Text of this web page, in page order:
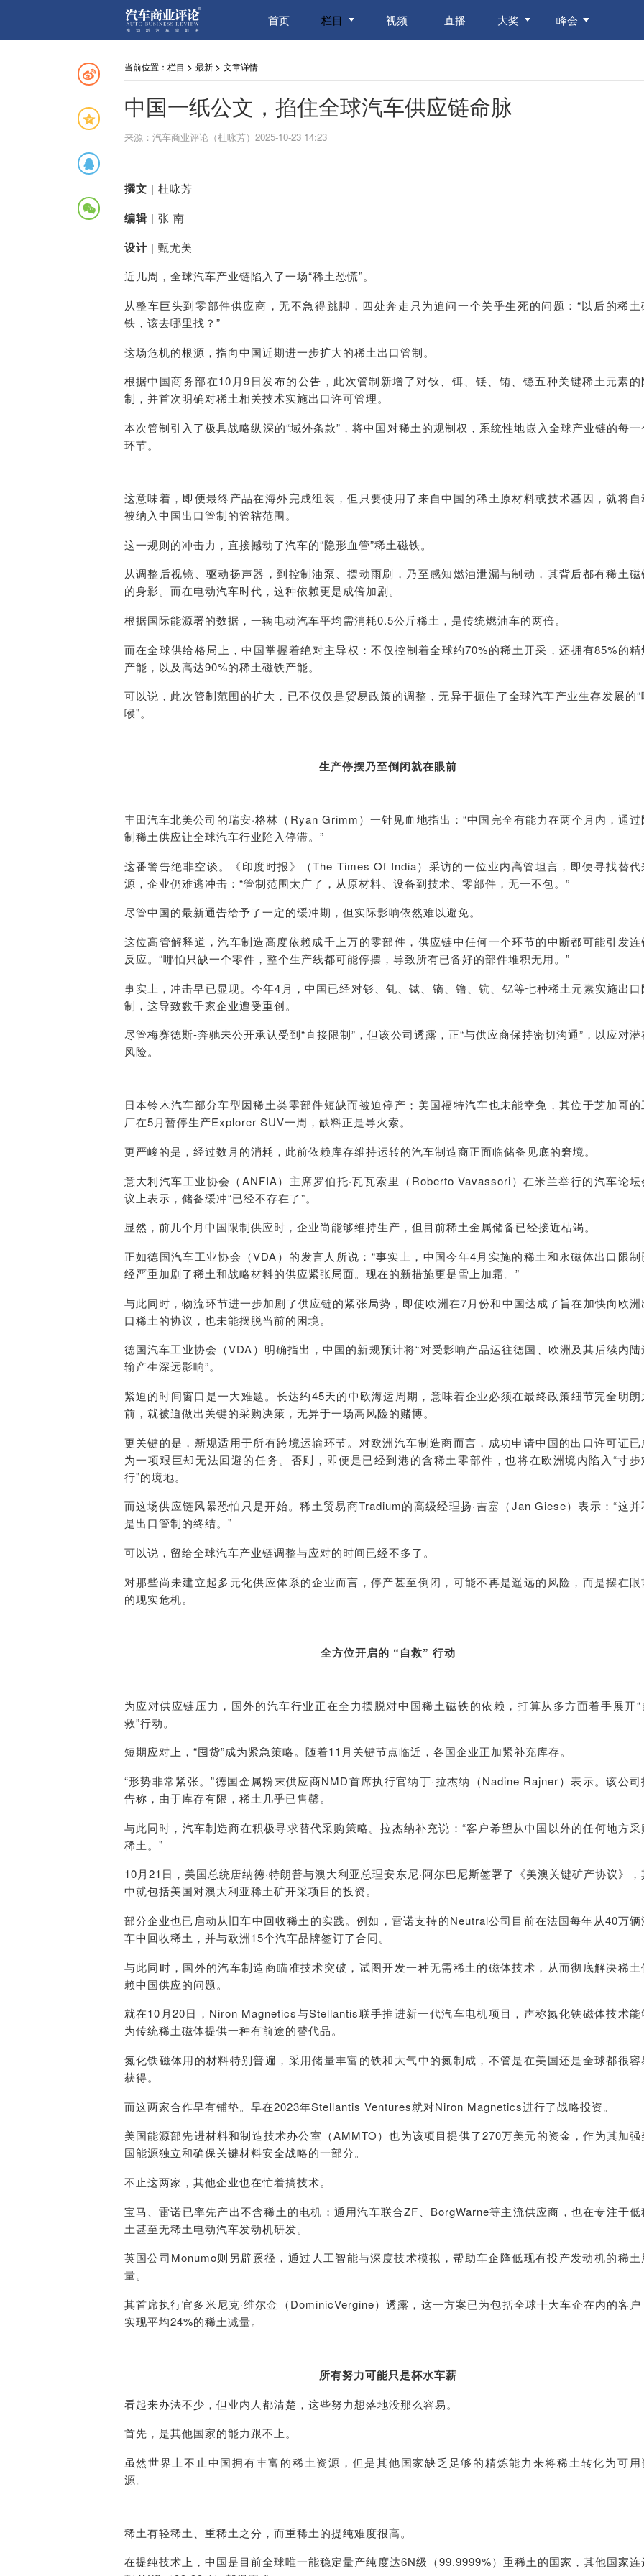
首页 栏目 视频 直播 大奖 峰会
当前位置： 栏目 > 最新 > 文章详情
中国一纸公文，掐住全球汽车供应链命脉
来源：汽车商业评论（杜咏芳）2025-10-23 14:23
撰文 | 杜咏芳
编辑 | 张 南
设计| 甄尤美
近几周，全球汽车产业链陷入了一场“稀土恐慌”。
从整车巨头到零部件供应商，无不急得跳脚，四处奔走只为追问一个关乎生死的问题：“以后的稀土
铁，该去哪里找？”
这场危机的根源，指向中国近期进一步扩大的稀土出口管制。
根据中国商务部在10月9日发布的公告，此次管制新增了对钬、铒、铥、铕、镱五种关键稀土元素的
制，并首次明确对稀土相关技术实施出口许可管理。
本次管制引入了极具战略纵深的“域外条款”，将中国对稀土的规制权，系统性地嵌入全球产业链的每一
环节。
这意味着，即便最终产品在海外完成组装，但只要使用了来自中国的稀土原材料或技术基因，就将自
被纳入中国出口管制的管辖范围。
这一规则的冲击力，直接撼动了汽车的“隐形血管”稀土磁铁。
从调整后视镜、驱动扬声器，到控制油泵、摆动雨刷，乃至感知燃油泄漏与制动，其背后都有稀土磁
的身影。而在电动汽车时代，这种依赖更是成倍加剧。
根据国际能源署的数据，一辆电动汽车平均需消耗0.5公斤稀土，是传统燃油车的两倍。
而在全球供给格局上，中国掌握着绝对主导权：不仅控制着全球约70%的稀土开采，还拥有85%的精
产能，以及高达90%的稀土磁铁产能。
可以说，此次管制范围的扩大，已不仅仅是贸易政策的调整，无异于扼住了全球汽车产业生存发展的“
喉”。
生产停摆乃至倒闭就在眼前
丰田汽车北美公司的瑞安·格林（Ryan Grimm）一针见血地指出：“中国完全有能力在两个月内，通过
制稀土供应让全球汽车行业陷入停滞。”
这番警告绝非空谈。《印度时报》（The Times Of India）采访的一位业内高管坦言，即便寻找替代
源，企业仍难逃冲击：“管制范围太广了，从原材料、设备到技术、零部件，无一不包。”
尽管中国的最新通告给予了一定的缓冲期，但实际影响依然难以避免。
这位高管解释道，汽车制造高度依赖成千上万的零部件，供应链中任何一个环节的中断都可能引发连
反应。“哪怕只缺一个零件，整个生产线都可能停摆，导致所有已备好的部件堆积无用。”
事实上，冲击早已显现。今年4月，中国已经对钐、钆、铽、镝、镥、钪、钇等七种稀土元素实施出口
制，这导致数千家企业遭受重创。
尽管梅赛德斯-奔驰未公开承认受到“直接限制”，但该公司透露，正“与供应商保持密切沟通”，以应对潜
风险。
日本铃木汽车部分车型因稀土类零部件短缺而被迫停产；美国福特汽车也未能幸免，其位于芝加哥的
厂在5月暂停生产Explorer SUV一周，缺料正是导火索。
更严峻的是，经过数月的消耗，此前依赖库存维持运转的汽车制造商正面临储备见底的窘境。
意大利汽车工业协会（ANFIA）主席罗伯托·瓦瓦索里（Roberto Vavassori）在米兰举行的汽车论坛
议上表示，储备缓冲“已经不存在了”。
显然，前几个月中国限制供应时，企业尚能够维持生产，但目前稀土金属储备已经接近枯竭。
正如德国汽车工业协会（VDA）的发言人所说：“事实上，中国今年4月实施的稀土和永磁体出口限制
经严重加剧了稀土和战略材料的供应紧张局面。现在的新措施更是雪上加霜。”
与此同时，物流环节进一步加剧了供应链的紧张局势，即使欧洲在7月份和中国达成了旨在加快向欧洲
口稀土的协议，也未能摆脱当前的困境。
德国汽车工业协会（VDA）明确指出，中国的新规预计将“对受影响产品运往德国、欧洲及其后续内陆
输产生深远影响”。
紧迫的时间窗口是一大难题。长达约45天的中欧海运周期，意味着企业必须在最终政策细节完全明朗
前，就被迫做出关键的采购决策，无异于一场高风险的赌博。
更关键的是，新规适用于所有跨境运输环节。对欧洲汽车制造商而言，成功申请中国的出口许可证已
为一项艰巨却无法回避的任务。否则，即便是已经到港的含稀土零部件，也将在欧洲境内陷入“寸步
行”的境地。
而这场供应链风暴恐怕只是开始。稀土贸易商Tradium的高级经理扬·吉塞（Jan Giese）表示：“这并
是出口管制的终结。”
可以说，留给全球汽车产业链调整与应对的时间已经不多了。
对那些尚未建立起多元化供应体系的企业而言，停产甚至倒闭，可能不再是遥远的风险，而是摆在眼
的现实危机。
全方位开启的 “自救” 行动
为应对供应链压力，国外的汽车行业正在全力摆脱对中国稀土磁铁的依赖，打算从多方面着手展开“
救”行动。
短期应对上，“囤货”成为紧急策略。随着11月关键节点临近，各国企业正加紧补充库存。
“形势非常紧张。”德国金属粉末供应商NMD首席执行官纳丁·拉杰纳（Nadine Rajner）表示。该公司
告称，由于库存有限，稀土几乎已售罄。
与此同时，汽车制造商在积极寻求替代采购策略。拉杰纳补充说：“客户希望从中国以外的任何地方采
稀土。”
10月21日，美国总统唐纳德·特朗普与澳大利亚总理安东尼·阿尔巴尼斯签署了《美澳关键矿产协议》，
中就包括美国对澳大利亚稀土矿开采项目的投资。
部分企业也已启动从旧车中回收稀土的实践。例如，雷诺支持的Neutral公司目前在法国每年从40万辆
车中回收稀土，并与欧洲15个汽车品牌签订了合同。
与此同时，国外的汽车制造商瞄准技术突破，试图开发一种无需稀土的磁体技术，从而彻底解决稀土
赖中国供应的问题。
就在10月20日，Niron Magnetics与Stellantis联手推进新一代汽车电机项目，声称氮化铁磁体技术能
为传统稀土磁体提供一种有前途的替代品。
氮化铁磁体用的材料特别普遍，采用储量丰富的铁和大气中的氮制成，不管是在美国还是全球都很容
获得。
而这两家合作早有铺垫。早在2023年Stellantis Ventures就对Niron Magnetics进行了战略投资。
美国能源部先进材料和制造技术办公室（AMMTO）也为该项目提供了270万美元的资金，作为其加强
国能源独立和确保关键材料安全战略的一部分。
不止这两家，其他企业也在忙着搞技术。
宝马、雷诺已率先产出不含稀土的电机；通用汽车联合ZF、BorgWarne等主流供应商，也在专注于低
土甚至无稀土电动汽车发动机研发。
英国公司Monumo则另辟蹊径，通过人工智能与深度技术模拟，帮助车企降低现有投产发动机的稀土
量。
其首席执行官多米尼克·维尔金（DominicVergine）透露，这一方案已为包括全球十大车企在内的客户
实现平均24%的稀土减量。
所有努力可能只是杯水车薪
看起来办法不少，但业内人都清楚，这些努力想落地没那么容易。
首先，是其他国家的能力跟不上。
虽然世界上不止中国拥有丰富的稀土资源，但是其他国家缺乏足够的精炼能力来将稀土转化为可用
源。
稀土有轻稀土、重稀土之分，而重稀土的提纯难度很高。
在提纯技术上，中国是目前全球唯一能稳定量产纯度达6N级（99.9999%）重稀土的国家，其他国家连